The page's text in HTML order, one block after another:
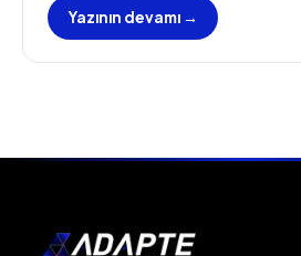
Yazının devamı →